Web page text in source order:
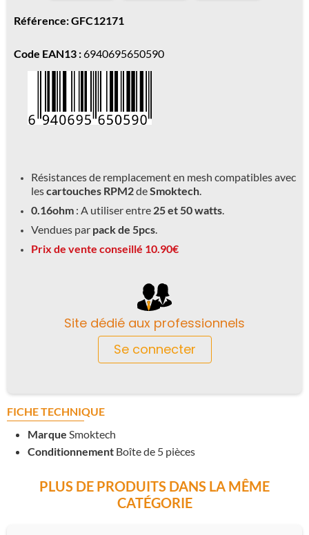
Référence: GFC12171
Code EAN13 :6940695650590
Résistances de remplacement en mesh compatibles avec
lescartouches RPM2deSmoktech.
0.16ohm : A utiliser entre 25 et 50 watts.
Vendues par pack de 5pcs.
Prix de vente conseillé 10.90€
Site dédié aux professionnels
Se connecter
FICHE TECHNIQUE
Marque Smoktech
Conditionnement Boîte de 5 pièces
PLUS DE PRODUITS DANS LA MÊME
CATÉGORIE